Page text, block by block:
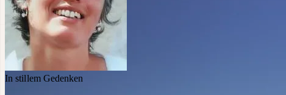
In stillem Gedenken